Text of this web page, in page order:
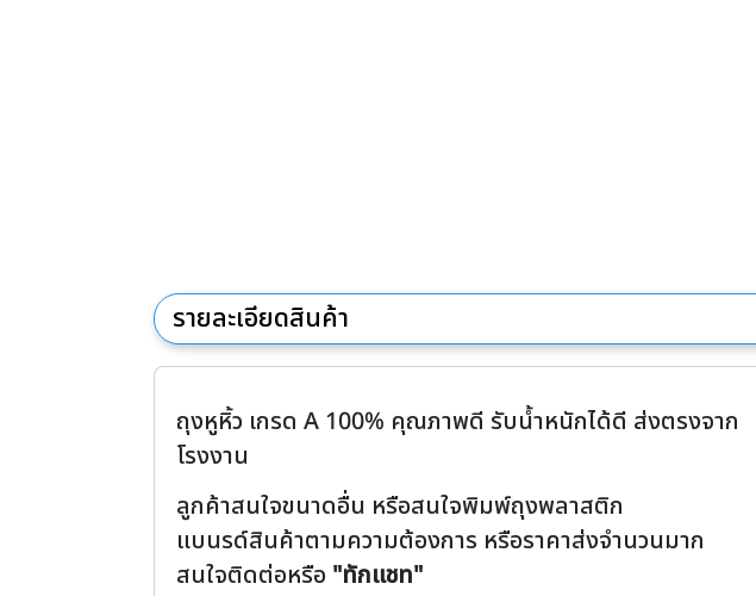
รายละเอียดสินค้า
ถุงหูหิ้ว เกรด A 100% คุณภาพดี รับน้ำหนักได้ดี ส่งตรงจาก
โรงงาน
ลูกค้าสนใจขนาดอื่น หรือสนใจพิมพ์ถุงพลาสติก
แบนรด์สินค้าตามความต้องการ หรือราคาส่งจำนวนมาก
สนใจติดต่อหรือ "ทักแชท"